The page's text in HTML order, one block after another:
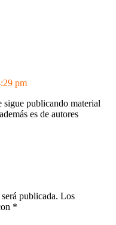
pm
sigue publicando material
es de autores
publicada. Los
*